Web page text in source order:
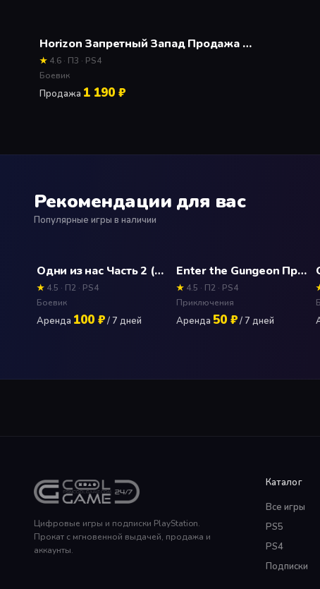
Horizon Запретный Запад Продажа игры
★ 4.6 · П3 · PS4
Боевик
Продажа 1 190 ₽
Рекомендации для вас
Популярные игры в наличии
Одни из нас Часть 2 (The Last of Us) Прокат и аренда игры 7 дней
★ 4.5 · П2 · PS4
Боевик
Аренда 100 ₽/ 7 дней
Enter the Gungeon Прокат и аренда игры 7 дней
★ 4.5 · П2 · PS4
Приключения
Аренда 50 ₽/ 7 дней
Цифровые игры и подписки PlayStation.
Прокат с мгновенной выдачей, продажа и
аккаунты.
Каталог
Все игры
PS5
PS4
Подписки